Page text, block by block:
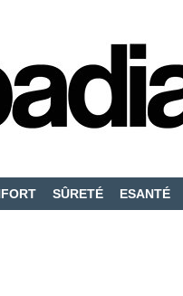
SÛRETÉ ESANTÉ